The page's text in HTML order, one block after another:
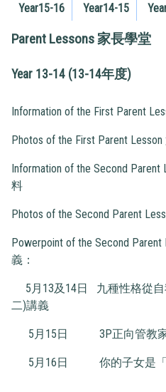
Year15-16 Year14-15
Parent Lessons 家長學堂
Year 13-14 (13-14年度)
Information of the First Parent
Photos of the First Parent Lesson
Information of the Second Parent
料
Photos of the Second Parent
Powerpoint of the Second Parent
義：
5月13及14日 九種性格從自
二)講義
5月15日 3P正向管教家
5月16日 你的子女是「